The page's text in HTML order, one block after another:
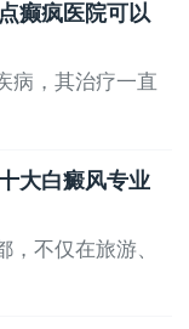
的有关咸阳专科
什么原因的内
癫疯医院可以
病，其治疗一直
大白癜风专业
不仅在旅游、